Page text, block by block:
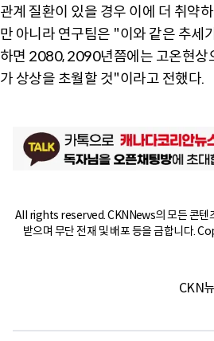
관계 질환이 있을 경우 이에 더 취약
만 아니라 연구팀은 "이와 같은 추세
하면 2080, 2090년쯤에는 고온현상
가 상상을 초월할 것"이라고 전했다.
All rights reserved. CKNNews의 모든 콘텐
받으며 무단 전재 및 배포 등을 금합니다.
CKN